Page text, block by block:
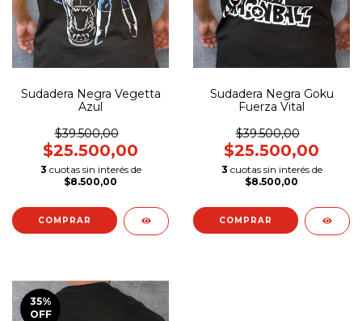
Sudadera Negra Vegetta
Azul
$39.500,00
$25.500,00
3 cuotas sin interés de
$8.500,00
COMPRAR
Sudadera Negra Goku
Fuerza Vital
$39.500,00
$25.500,00
3 cuotas sin interés de
$8.500,00
COMPRAR
35%
OFF